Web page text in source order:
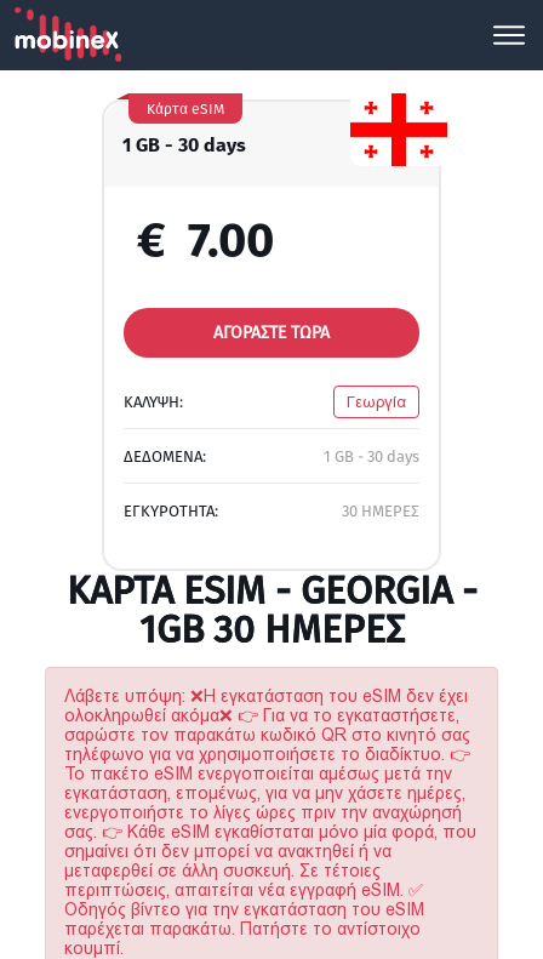
1 GB - 30 days
Κάρτα eSIM
€ 7.00
ΑΓΟΡΑΣΤΕ ΤΩΡΑ
ΚΑΛΥΨΗ: Γεωργία
ΔΕΔΟΜΕΝΑ: 1 GB - 30 days
ΕΓΚΥΡΟΤΗΤΑ: 30 ΗΜΕΡΕΣ
ΚΆΡΤΑ ESIM - GEORGIA -
1GB 30 ΗΜΕΡΕΣ
Λάβετε υπόψη: ❌Η εγκατάσταση του eSIM δεν έχει
ολοκληρωθεί ακόμα❌ 👉 Για να το εγκαταστήσετε,
σαρώστε τον παρακάτω κωδικό QR στο κινητό σας
τηλέφωνο για να χρησιμοποιήσετε το διαδίκτυο. 👉
Το πακέτο eSIM ενεργοποιείται αμέσως μετά την
εγκατάσταση, επομένως, για να μην χάσετε ημέρες,
ενεργοποιήστε το λίγες ώρες πριν την αναχώρησή
σας. 👉 Κάθε eSIM εγκαθίσταται μόνο μία φορά, που
σημαίνει ότι δεν μπορεί να ανακτηθεί ή να
μεταφερθεί σε άλλη συσκευή. Σε τέτοιες
περιπτώσεις, απαιτείται νέα εγγραφή eSIM. ✅
Οδηγός βίντεο για την εγκατάσταση του eSIM
παρέχεται παρακάτω. Πατήστε το αντίστοιχο
κουμπί.